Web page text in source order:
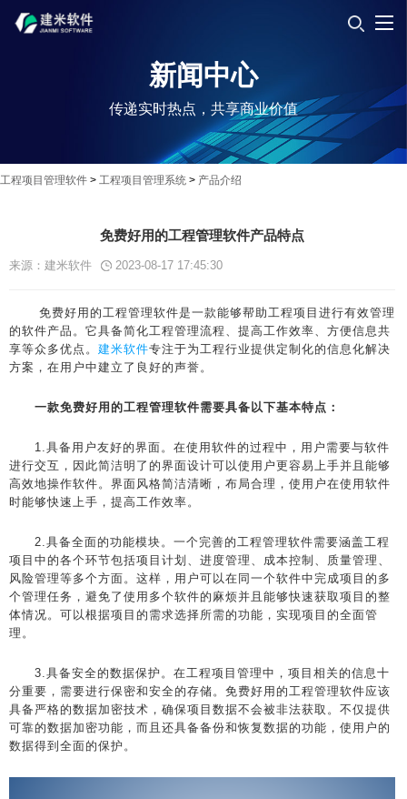
新闻中心
传递实时热点，共享商业价值
工程项目管理软件 > 工程项目管理系统 > 产品介绍
免费好用的工程管理软件产品特点
来源：建米软件 2023-08-17 17:45:30
免费好用的工程管理软件是一款能够帮助工程项目进行有效管理
的软件产品。它具备简化工程管理流程、提高工作效率、方便信息共
享等众多优点。 建米软件专注于为工程行业提供定制化的信息化解决
方案，在用户中建立了良好的声誉。
一款免费好用的工程管理软件需要具备以下基本特点：
1.具备用户友好的界面。在使用软件的过程中，用户需要与软件
进行交互，因此简洁明了的界面设计可以使用户更容易上手并且能够
高效地操作软件。界面风格简洁清晰，布局合理，使用户在使用软件
时能够快速上手，提高工作效率。
2.具备全面的功能模块。一个完善的工程管理软件需要涵盖工程
项目中的各个环节包括项目计划、进度管理、成本控制、质量管理、
风险管理等多个方面。这样，用户可以在同一个软件中完成项目的多
个管理任务，避免了使用多个软件的麻烦并且能够快速获取项目的整
体情况。可以根据项目的需求选择所需的功能，实现项目的全面管
理。
3.具备安全的数据保护。在工程项目管理中，项目相关的信息十
分重要，需要进行保密和安全的存储。免费好用的工程管理软件应该
具备严格的数据加密技术，确保项目数据不会被非法获取。不仅提供
可靠的数据加密功能，而且还具备备份和恢复数据的功能，使用户的
数据得到全面的保护。